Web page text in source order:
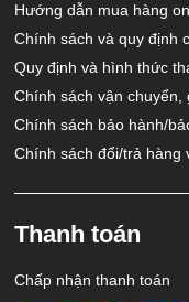
Hướng dẫn mua hàng
Chính sách và quy định
Quy định và hình thức
Chính sách vận chuyển,
Chính sách bảo hành/
Chính sách đổi/trả hàng
Thanh toán
Chấp nhận thanh toán